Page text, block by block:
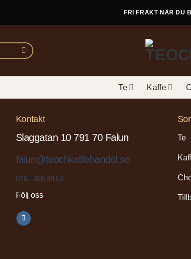
FRI FRAKT NÄR DU
Te Kaffe
Kontakt
Slaggatan 10 791 70 Falun
falun@teochkaffehandel.se
076 - 328 99 53
Följ oss
Te